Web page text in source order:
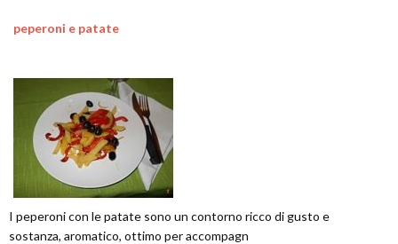
peperoni e patate
I peperoni con le patate sono un contorno ricco di gusto e
sostanza, aromatico, ottimo per accompagn